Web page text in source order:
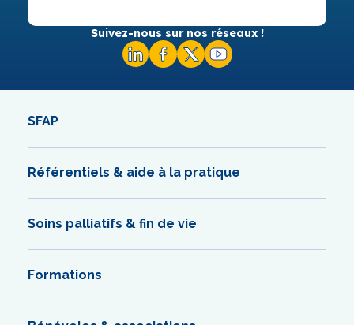
Suivez-nous sur nos réseaux !
SFAP
Référentiels & aide à la pratique
Soins palliatifs & fin de vie
Formations